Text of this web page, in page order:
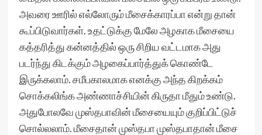
அவரை ஊரில் எல்லோரும் மீசைக்காரப்பா என்று தான்
கூப்பிடுவார்கள். உதட்டுக்கு மேலே அழகாக மீசையை
கத்தரித்து கன்னத்தில் ஒரு சிறிய வட்டமாக அது
படர்ந்து கிடக்கும் அழகைப்பார்த்துக் கொண்டே
இருக்கலாம். சமீபகாலமாக எனக்கு அந்த கிறக்கம்
சொக்கலிங்க அண்ணாச்சியின் கிருதா மீதும் உண்டு.
அதுபோலவே முஸ்தபாவின் மீசையையும் குறிப்பிட்டுச்
சொல்லலாம். மீசைதான் முஸ்தபா முஸ்தபாதான் மீசை